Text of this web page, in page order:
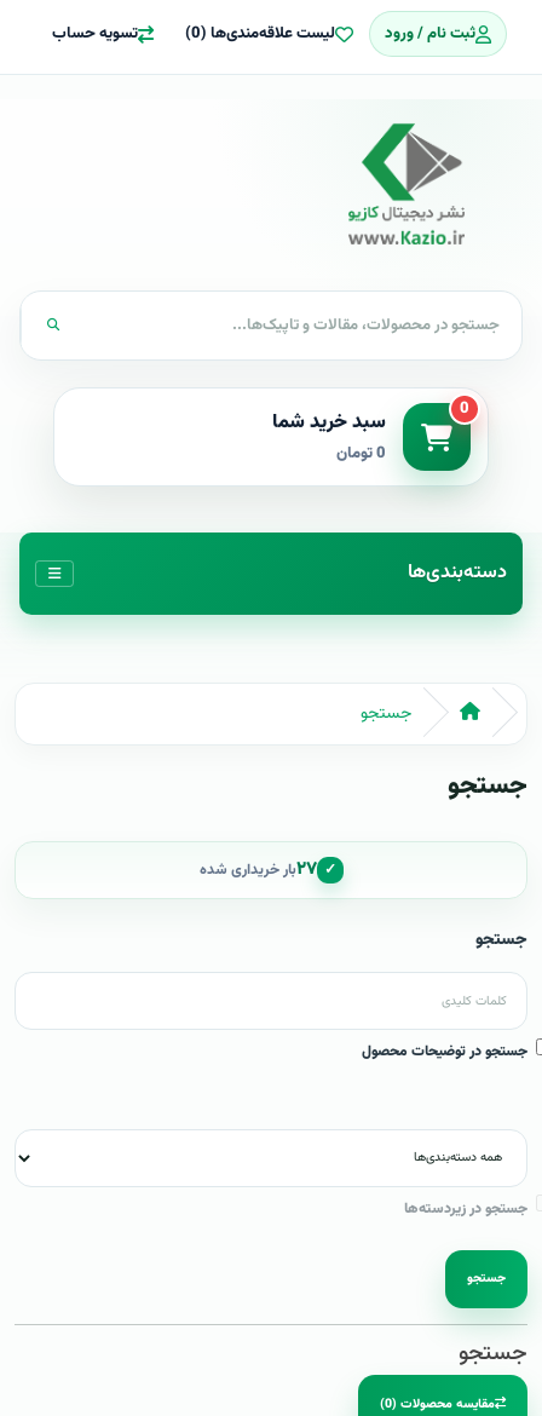
ثبت نام / ورود لیست علاقه‌مندی‌ها (0) تسویه حساب
0 سبد خرید شما
0 تومان
دسته‌بندی‌ها
جستجو
جستجو
✓ ۲۷بار خریداری شده
جستجو
جستجو در توضیحات محصول
جستجو در زیردسته‌ها
جستجو
جستجو
مقایسه محصولات (0)